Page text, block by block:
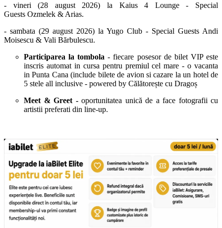
- vineri (28 august 2026) la Kaius 4 Lounge - Special
Guests Ozmelek & Arias.
- sambata (29 august 2026) la Yugo Club - Special Guests Andi
Moisescu & Vali Bărbulescu.
Participarea la tombola - fiecare posesor de bilet VIP este
inscris automat in cursa pentru premiul cel mare - o vacanta
in Punta Cana (include bilete de avion si cazare la un hotel de
5 stele all inclusive - powered by Călătorește cu Dragoș
Meet & Greet -oportunitatea unică de a face fotografii cu
artistii preferati din line-up.